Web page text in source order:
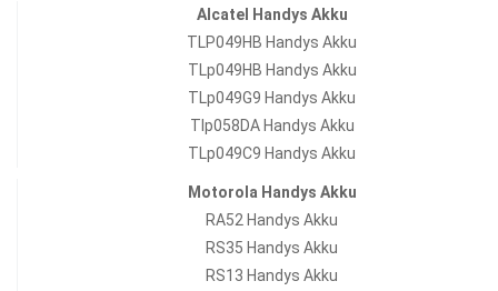
Alcatel Handys Akku
TLP049HB Handys Akku
TLp049HB Handys Akku
TLp049G9 Handys Akku
Tlp058DA Handys Akku
TLp049C9 Handys Akku
Motorola Handys Akku
RA52 Handys Akku
RS35 Handys Akku
RS13 Handys Akku